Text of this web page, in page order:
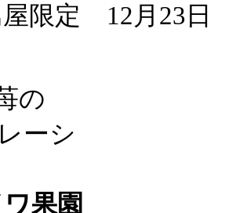
限定 12月23日
果園